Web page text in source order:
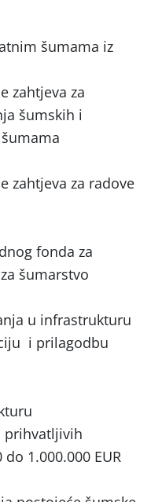
šumama iz
zahtjeva za
šumskih i
zahtjeva za radove
fonda za
šumarstvo
u infrastrukturu
i prilagodbu
prihvatljivih
1.000.000 EUR